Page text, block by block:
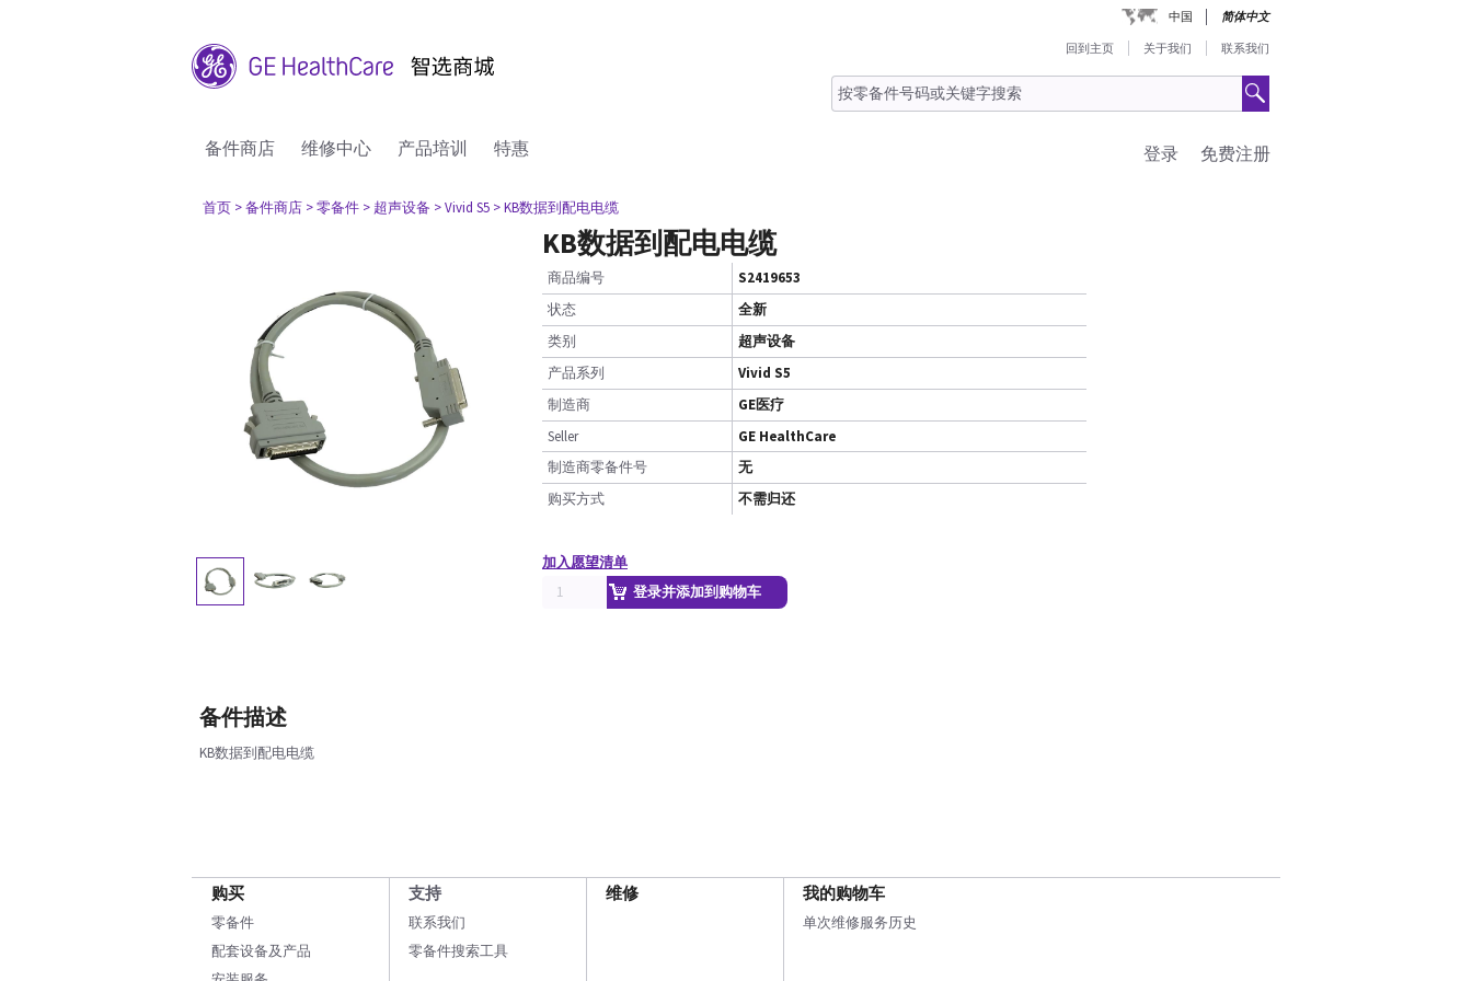
中国 简体中文
回到主页 关于我们 联系我们
备件商店 维修中心 产品培训 特惠 免费注册
登录
首页 > 备件商店 > 零备件 > 超声设备 > Vivid S5 > KB数据到配电电缆
KB数据到配电电缆
商品编号
S2419653
状态
全新
类别
超声设备
产品系列
Vivid S5
制造商
GE医疗
Seller
GE HealthCare
制造商零备件号
无
购买方式
不需归还
加入愿望清单
登录并添加到购物车
备件描述
KB数据到配电电缆
购买
零备件
配套设备及产品
支持
联系我们
零备件搜索工具
维修 我的购物车
单次维修服务历史